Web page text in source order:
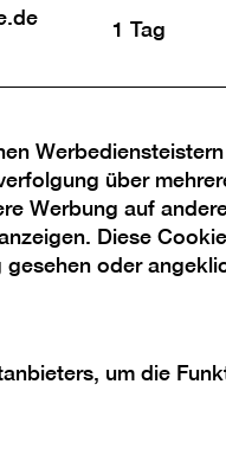
1 Tag
über
Werbung auf
Diese
oder
um die